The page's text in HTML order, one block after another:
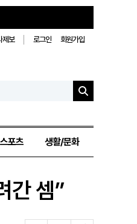
제보 로그인 회원가입
스포츠 생활/문화
간 셈”